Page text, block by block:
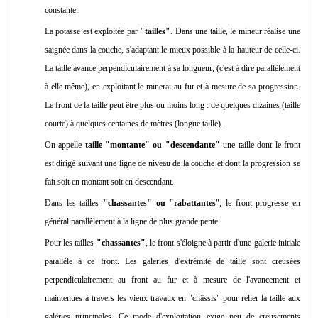
constante.
La potasse est exploitée par "tailles". Dans une taille, le mineur réalise une
saignée dans la couche, s'adaptant le mieux possible à la hauteur de celle-ci.
La taille avance perpendiculairement à sa longueur, (c'est à dire parallèlement
à elle même), en exploitant le minerai au fur et à mesure de sa progression.
Le front de la taille peut être plus ou moins long : de quelques dizaines (taille
courte) à quelques centaines de mètres (longue taille).
On appelle taille "montante" ou "descendante" une taille dont le front
est dirigé suivant une ligne de niveau de la couche et dont la progression se
fait soit en montant soit en descendant.
Dans les tailles "chassantes" ou "rabattantes", le front progresse en
général parallèlement à la ligne de plus grande pente.
Pour les tailles "chassantes", le front s'éloigne à partir d'une galerie initiale
parallèle à ce front. Les galeries d'extrémité de taille sont creusées
perpendiculairement au front au fur et à mesure de l'avancement et
maintenues à travers les vieux travaux en "châssis" pour relier la taille aux